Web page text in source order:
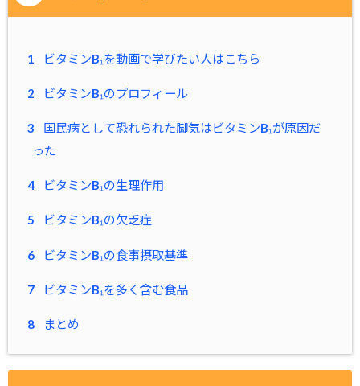
1 ビタミンB₁を動画で学びたい人はこちら
2 ビタミンB₁のプロフィール
3
国民病として恐れられた脚気はビタミンB₁が原因だ
った
4 ビタミンB₁の生理作用
5 ビタミンB₁の欠乏症
6 ビタミンB₁の食事摂取基準
7 ビタミンB₁を多く含む食品
8 まとめ